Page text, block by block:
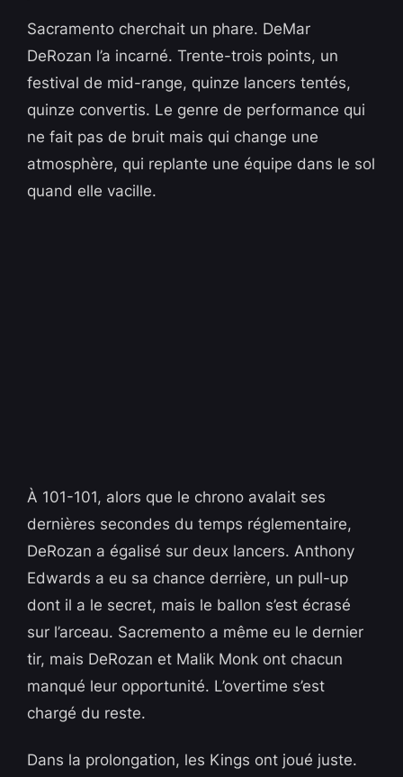
Sacramento cherchait un phare. DeMar
DeRozan l’a incarné. Trente-trois points, un
festival de mid-range, quinze lancers tentés,
quinze convertis. Le genre de performance qui
ne fait pas de bruit mais qui change une
atmosphère, qui replante une équipe dans le sol
quand elle vacille.
À 101-101, alors que le chrono avalait ses
dernières secondes du temps réglementaire,
DeRozan a égalisé sur deux lancers. Anthony
Edwards a eu sa chance derrière, un pull-up
dont il a le secret, mais le ballon s’est écrasé
sur l’arceau. Sacremento a même eu le dernier
tir, mais DeRozan et Malik Monk ont chacun
manqué leur opportunité. L’overtime s’est
chargé du reste.
Dans la prolongation, les Kings ont joué juste.